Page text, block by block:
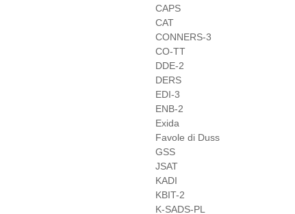
CAPS
CAT
CONNERS-3
CO-TT
DDE-2
DERS
EDI-3
ENB-2
Exida
Favole di Duss
GSS
JSAT
KADI
KBIT-2
K-SADS-PL